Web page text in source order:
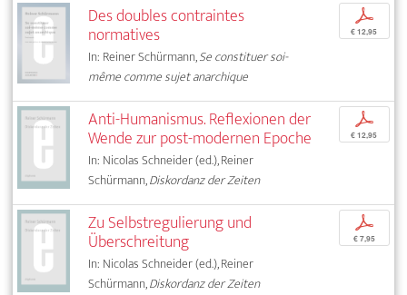
Des doubles contraintes
normatives
In: Reiner Schürmann,Se constituer soi-
même comme sujet anarchique
p
€ 12,95
Anti-Humanismus. Reflexionen der
Wende zur post-modernen Epoche
In: Nicolas Schneider (ed.), Reiner
Schürmann,Diskordanz der Zeiten
p
€ 12,95
Zu Selbstregulierung und
Überschreitung
In: Nicolas Schneider (ed.), Reiner
Schürmann,Diskordanz der Zeiten
p
€ 7,95